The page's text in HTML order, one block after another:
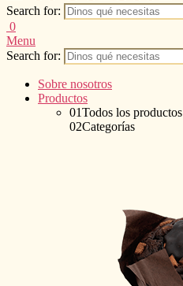
Search for:
0
Menu
Search for:
Sobre nosotros
Productos
01Todos los productos
02Categorías